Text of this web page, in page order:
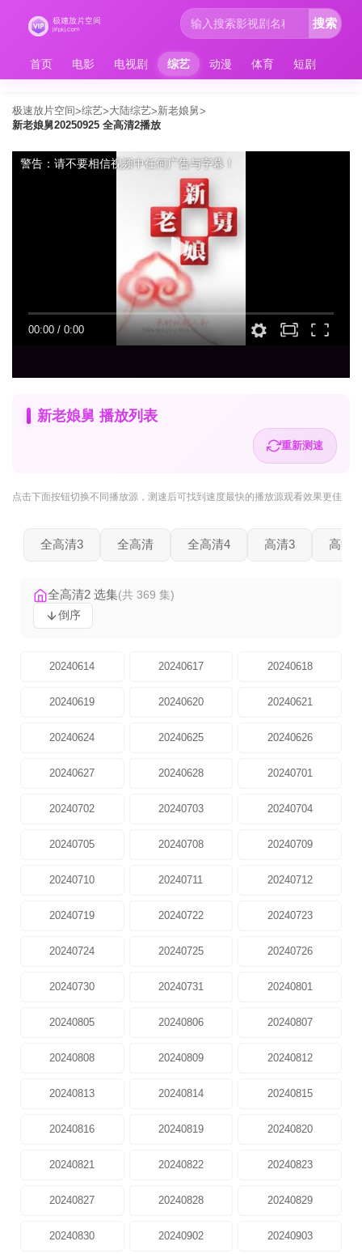
首页 电影 电视剧 综艺 动漫 体育 短剧
搜索
极速放片空间>综艺>大陆综艺>新老娘舅>
新老娘舅20250925 全高清2播放
00:00 / 0:00
警告：请不要相信视频中任何广告与字幕！
新老娘舅 播放列表
重新测速
点击下面按钮切换不同播放源 ，测速后可找到速度最快的播放源观看效果更佳
全高清3 全高清 全高清4 高清3 高清2
全高清2 选集(共 369 集)
倒序
20240614 20240617 20240618
20240619 20240620 20240621
20240624 20240625 20240626
20240627 20240628 20240701
20240702 20240703 20240704
20240705 20240708 20240709
20240710 20240711 20240712
20240719 20240722 20240723
20240724 20240725 20240726
20240730 20240731 20240801
20240805 20240806 20240807
20240808 20240809 20240812
20240813 20240814 20240815
20240816 20240819 20240820
20240821 20240822 20240823
20240827 20240828 20240829
20240830 20240902 20240903